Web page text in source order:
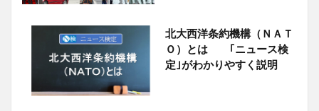
北大西洋条約機構（ＮＡＴ
Ｏ）とは ｢ニュース検
定｣がわかりやすく説明